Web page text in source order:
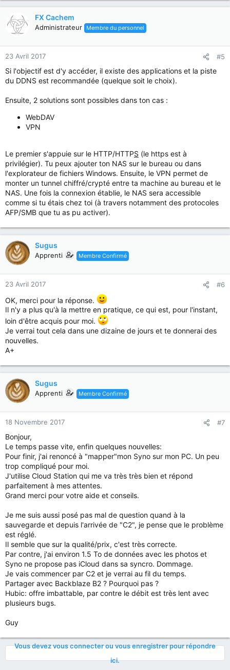
FX Cachem
Administrateur Membre du personnel
23 Avril 2017 #5
Si l'objectif est d'y accéder, il existe des applications et la piste
du DDNS est recommandée (quelque soit le choix).
Ensuite, 2 solutions sont possibles dans ton cas :
WebDAV
VPN
Le premier s'appuie sur le HTTP/HTTPS (le https est à
privilégier). Tu peux ajouter ton NAS sur le bureau ou dans
l'explorateur de fichiers Windows. Ensuite, le VPN permet de
monter un tunnel chiffré/crypté entre ta machine au bureau et le
NAS. Une fois la connexion établie, le NAS sera accessible
comme si tu étais chez toi (à travers notamment des protocoles
AFP/SMB que tu as pu activer).
Sugus
Apprenti Membre Confirmé
23 Avril 2017 #6
OK, merci pour la réponse.
Il n'y a plus qu'à la mettre en pratique, ce qui est, pour l'instant,
loin d'être acquis pour moi.
Je verrai tout cela dans une dizaine de jours et te donnerai des
nouvelles.
A+
Sugus
Apprenti Membre Confirmé
18 Novembre 2017 #7
Bonjour,
Le temps passe vite, enfin quelques nouvelles:
Pour finir, j'ai renoncé à "mapper"mon Syno sur mon PC. Un peu
trop compliqué pour moi.
J'utilise Cloud Station qui me va très très bien et répond
parfaitement à mes attentes.
Grand merci pour votre aide et conseils.
Je me suis aussi posé pas mal de question quand à la
sauvegarde et depuis l'arrivée de "C2", je pense que le problème
est réglé.
Il semble que sur la qualité/prix, c'est très correcte.
Par contre, j'ai environ 1.5 To de données avec les photos et
Syno ne propose pas iCloud dans sa syncro. Dommage.
Je vais commencer par C2 et je verrai au fil du temps.
Partager avec Backblaze B2 ? Pourquoi pas ?
Hubic: offre imbattable, par contre le débit est très lent avec
plusieurs bugs.
Guy
Vous devez vous connecter ou vous enregistrer pour répondre
ici.